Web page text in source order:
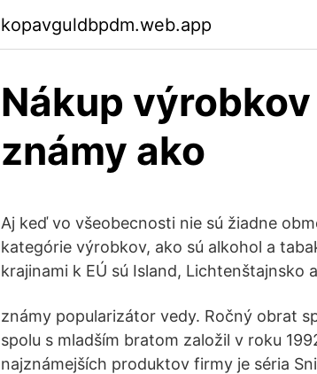
kopavguldbpdm.web.app
Nákup
známy ako
Aj keď vo všeobecnosti nie sú žiadne
kategórie výrobkov, ako sú alkohol a
krajinami k EÚ sú Island, Lichtenštajnsko
známy popularizátor vedy. Ročný obrat
spolu s mladším bratom založil v roku
najznámejších produktov firmy je séria